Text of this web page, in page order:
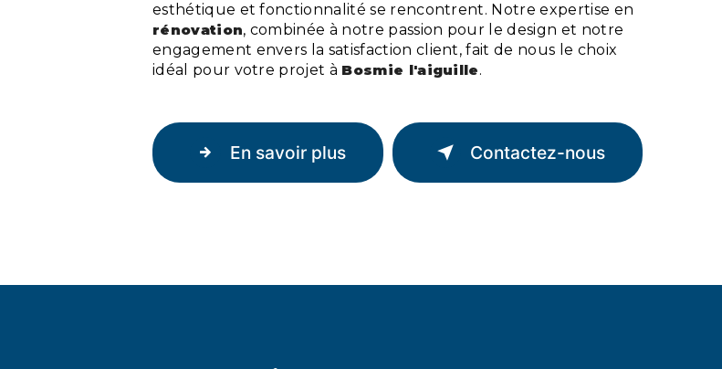
esthétique et fonctionnalité se rencontrent. Notre expertise en
rénovation, combinée à notre passion pour le design et notre
engagement envers la satisfaction client, fait de nous le choix
idéal pour votre projet à Bosmie l'aiguille.
En savoir plus Contactez-nous